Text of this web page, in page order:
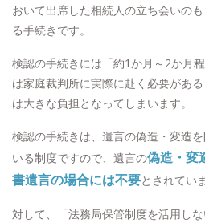
おいて出席した相続人の立ち会いの
る手続きです。
検認の手続きには「約1か月～2か月
は家庭裁判所に実際に赴く必要があ
は大きな負担となってしまいます。
検認の手続きは、遺言の偽造・変造
いる制度ですので、遺言の偽造・変
書遺言の場合には不要とされてい
対して、「法務局保管制度を活用し